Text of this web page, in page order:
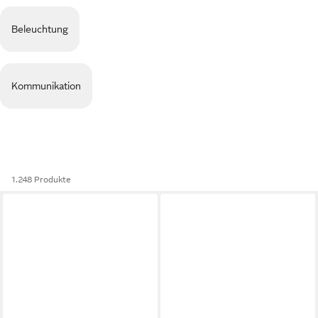
Beleuchtung
Kommunikation
1.248 Produkte